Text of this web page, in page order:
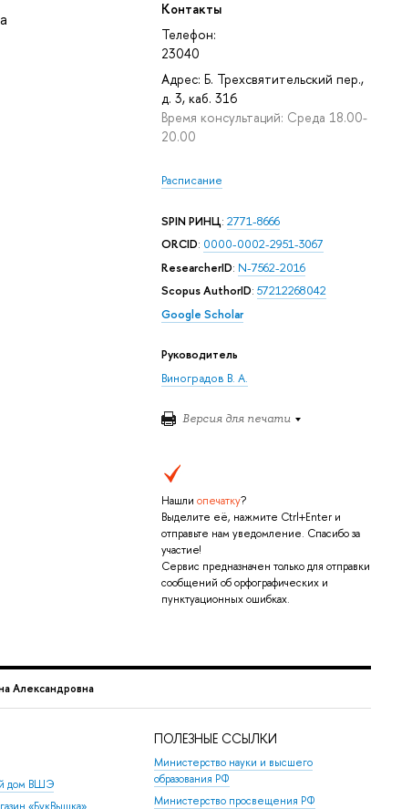
Контакты
Телефон:
23040
Адрес: Б. Трехсвятительский пер.,
д. 3, каб. 316
Время консультаций: Среда 18.00-
20.00
Расписание
SPIN РИНЦ: 2771-8666
ORCID: 0000-0002-2951-3067
ResearcherID: N-7562-2016
Scopus AuthorID: 57212268042
Google Scholar
Руководитель
Виноградов В. А.
Версия для печати
Нашли опечатку?
Выделите её, нажмите Ctrl+Enter и
отправьте нам уведомление. Спасибо за
участие!
Сервис предназначен только для отправки
сообщений об орфографических и
пунктуационных ошибках.
Александровна
дом ВШЭ
«БукВышка»
ПОЛЕЗНЫЕ ССЫЛКИ
Министерство науки и высшего
образования РФ
Министерство просвещения РФ